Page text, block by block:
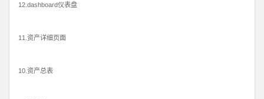
12.dashboard仪表盘
11.资产详细页面
10.资产总表